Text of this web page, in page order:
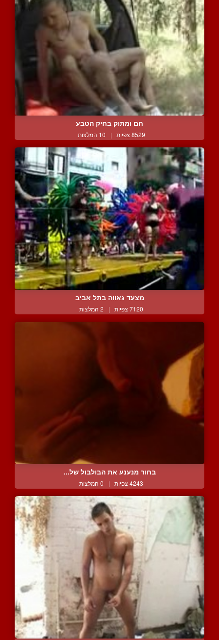
חם ומתוק בחיק הטבע
8529 צפיות | 10 המלצות
מצעד גאווה בתל אביב
7120 צפיות | 2 המלצות
בחור מנענע את הבולבול של...
4243 צפיות | 0 המלצות